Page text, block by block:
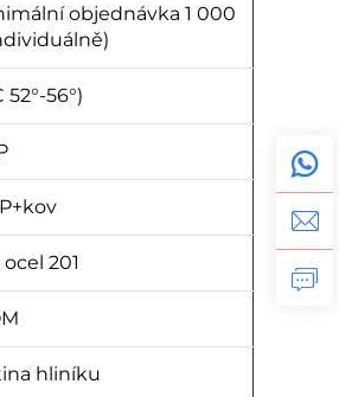
objednávka 1 000
52°-56°)
201
hliníku